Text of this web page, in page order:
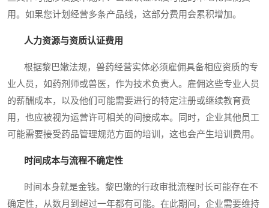
用。如果您计划经营多条产品线，这部分费用会累积增加。
人力资源与资质认证费用
根据黎巴嫩法规，兽药经营实体必须雇佣具备相应资质的专
业人员，如药剂师或兽医，作为技术负责人。雇佣这些专业人员
的薪酬成本，以及他们可能需要进行的特定注册或继续教育费
用，也应被视为运营许可相关的间接成本。同时，企业其他员工
可能需要接受药品管理规范方面的培训，这也会产生培训费用。
时间成本与流程不确定性
时间本身就是金钱。黎巴嫩的行政审批流程时长可能存在不
确定性，从数月到超过一年都有可能。在此期间，企业需要维持